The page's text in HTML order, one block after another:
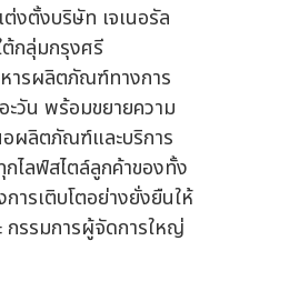
งตั้งบริษัท เจเนอรัล
ต้กลุ่มกรุงศรี
ารผลิตภัณฑ์ทางการ
ะวัน พร้อมขยายความ
ผลิตภัณฑ์และบริการ
ไลฟ์สไตล์ลูกค้าของทั้ง
ารเติบโตอย่างยั่งยืนให้
กรรมการผู้จัดการใหญ่